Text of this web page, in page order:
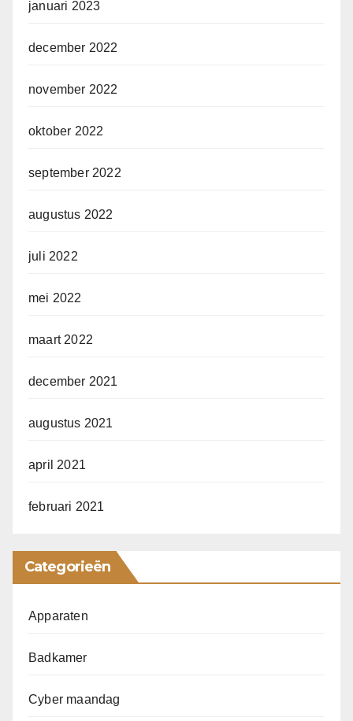
januari 2023
december 2022
november 2022
oktober 2022
september 2022
augustus 2022
juli 2022
mei 2022
maart 2022
december 2021
augustus 2021
april 2021
februari 2021
Categorieën
Apparaten
Badkamer
Cyber maandag